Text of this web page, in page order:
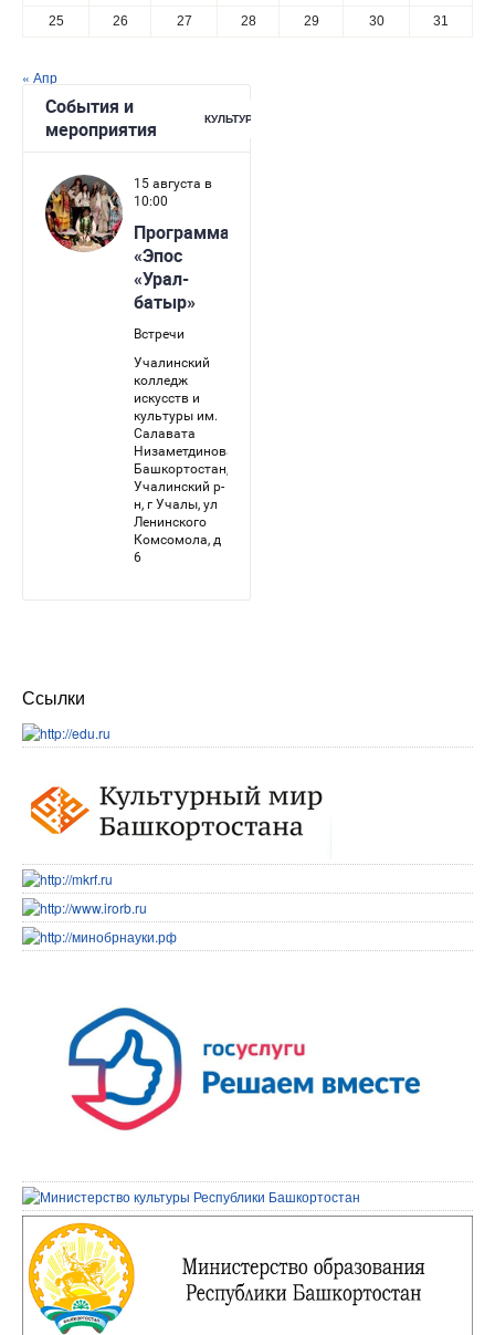
25 26 27 28 29 30 31
« Апр
Ссылки